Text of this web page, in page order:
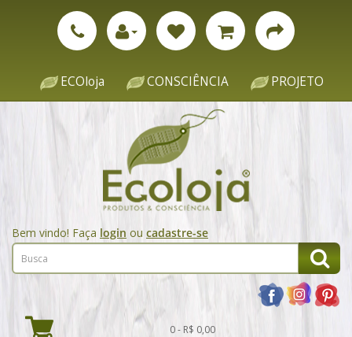
ECOloja CONSCIÊNCIA PROJETO
Bem vindo! Faça login ou cadastre-se
0 - R$ 0,00